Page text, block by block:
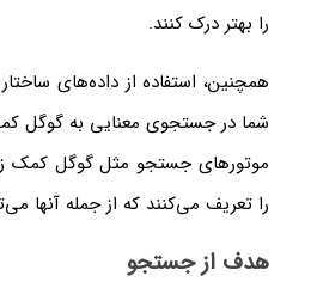
را بهتر درک کنند.
شما در جستجوی معنایی به گوگل
موتورهای جستجو مثل گوگل کمک
را تعریف می‌کنند که از جمله آنها
هدف از جستجو